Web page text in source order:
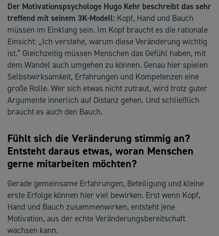
Der Motivationspsychologe Hugo Kehr beschreibt das sehr
treffend mit seinem 3K-Modell: Kopf, Hand und Bauch
müssen im Einklang sein. Im Kopf braucht es die rationale
Einsicht: „Ich verstehe, warum diese Veränderung wichtig
ist.“ Gleichzeitig müssen Menschen das Gefühl haben, mit
dem Wandel auch umgehen zu können. Genau hier spielen
Selbstwirksamkeit, Erfahrungen und Kompetenzen eine
große Rolle. Wer sich etwas nicht zutraut, wird trotz guter
Argumente innerlich auf Distanz gehen. Und schließlich
braucht es auch den Bauch.
Fühlt sich die Veränderung stimmig an?
Entsteht daraus etwas, woran Menschen
gerne mitarbeiten möchten?
Gerade gemeinsame Erfahrungen, Beteiligung und kleine
erste Erfolge können hier viel bewirken. Erst wenn Kopf,
Hand und Bauch zusammenwirken, entsteht jene
Motivation, aus der echte Veränderungsbereitschaft
wachsen kann.